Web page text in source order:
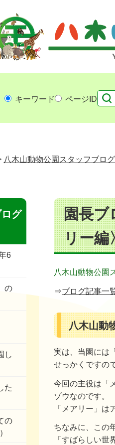
サキの杜
キーワード ページID
八木山動物公園スタッフブロ
グ
6
の
し
た
の
園長ブ
リー編
八木山動物公園
⇒ブログ記事一
八木山動
実は、当園には
せっかくですの
今回の主役は「
ゾウなのです。
「メアリー」は
ちなみに、この
「すばらしい